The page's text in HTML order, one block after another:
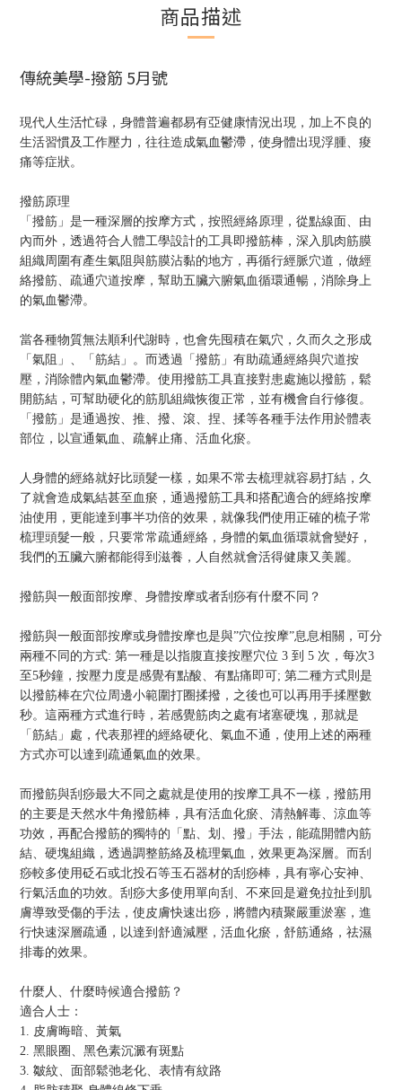
商品描述
傳統美學-撥筋 5月號
現代人生活忙碌，身體普遍都易有亞健康情況出現，加上不良的
生活習慣及工作壓力，往往造成氣血鬱滯，使身體出現浮腫、痠
痛等症狀。
撥筋原理
「撥筋」是一種深層的按摩方式，按照經絡原理，從點線面、由
內而外，透過符合人體工學設計的工具即撥筋棒，深入肌肉筋膜
組織周圍有產生氣阻與筋膜沾黏的地方，再循行經脈穴道，做經
絡撥筋、疏通穴道按摩，幫助五臟六腑氣血循環通暢，消除身上
的氣血鬱滯。
當各種物質無法順利代謝時，也會先囤積在氣穴，久而久之形成
「氣阻」、「筋結」。而透過「撥筋」有助疏通經絡與穴道按
壓，消除體內氣血鬱滯。使用撥筋工具直接對患處施以撥筋，鬆
開筋結，可幫助硬化的筋肌組織恢復正常，並有機會自行修復。
「撥筋」是通過按、推、撥、滾、捏、揉等各種手法作用於體表
部位，以宣通氣血、疏解止痛、活血化瘀。
人身體的經絡就好比頭髮一樣，如果不常去梳理就容易打結，久
了就會造成氣結甚至血瘀，通過撥筋工具和搭配適合的經絡按摩
油使用，更能達到事半功倍的效果，就像我們使用正確的梳子常
梳理頭髮一般，只要常常疏通經絡，身體的氣血循環就會變好，
我們的五臟六腑都能得到滋養，人自然就會活得健康又美麗。
撥筋與一般面部按摩、身體按摩或者刮痧有什麼不同？
撥筋與一般面部按摩或身體按摩也是與”穴位按摩”息息相關，可分
兩種不同的方式: 第一種是以指腹直接按壓穴位 3 到 5 次，每次3
至5秒鐘，按壓力度是感覺有點酸、有點痛即可; 第二種方式則是
以撥筋棒在穴位周邊小範圍打圈揉撥，之後也可以再用手揉壓數
秒。這兩種方式進行時，若感覺筋肉之處有堵塞硬塊，那就是
「筋結」處，代表那裡的經絡硬化、氣血不通，使用上述的兩種
方式亦可以達到疏通氣血的效果。
而撥筋與刮痧最大不同之處就是使用的按摩工具不一樣，撥筋用
的主要是天然水牛角撥筋棒，具有活血化瘀、清熱解毒、涼血等
功效，再配合撥筋的獨特的「點、划、撥」手法，能疏開體內筋
結、硬塊組織，透過調整筋絡及梳理氣血，效果更為深層。而刮
痧較多使用砭石或北投石等玉石器材的刮痧棒，具有寧心安神、
行氣活血的功效。刮痧大多使用單向刮、不來回是避免拉扯到肌
膚導致受傷的手法，使皮膚快速出痧，將體內積聚嚴重淤塞，進
行快速深層疏通，以達到舒適減壓，活血化瘀，舒筋通絡，祛濕
排毒的效果。
什麼人、什麼時候適合撥筋？
適合人士：
1. 皮膚晦暗、黃氣
2. 黑眼圈、黑色素沉澱有斑點
3. 皺紋、面部鬆弛老化、表情有紋路